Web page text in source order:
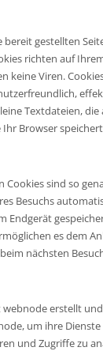
gestellten
richten auf
keine Viren.
Textdateien,
Browser
Cookies sind so
Besuchs
Endgerät
es dem
nächsten
webnode erstellt
um ihre
und Zugriffe zu